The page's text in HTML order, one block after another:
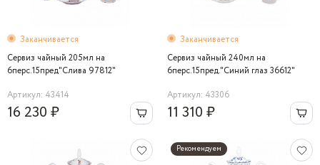
Заканчивается
Сервиз чайный 205мл на
6перс.15пред"Слива 97812"
Артикул: 43414
16 230 ₽
Заканчивается
Сервиз чайный 240мл на
6перс.15пред."Синий глаз 36612"
Артикул: 43306
11 310 ₽
Рекомендуем